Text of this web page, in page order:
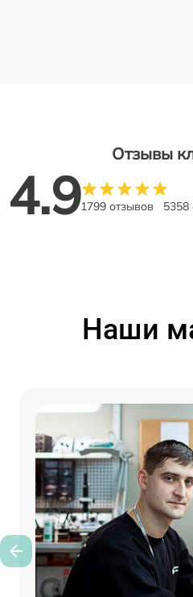
Отзывы
4.91799 отзывов 5358
Наши